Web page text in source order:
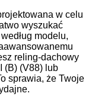
w celu
wyszukać
modelu,
reling-dachowy
(B) (V88) lub
sprawia, że Twoje